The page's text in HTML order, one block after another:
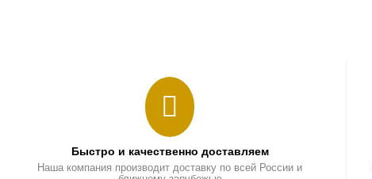
Быстро и качественно доставляем
Наша компания производит доставку по всей России и